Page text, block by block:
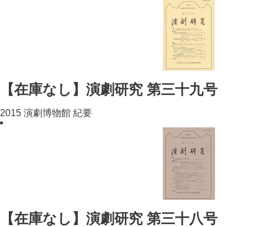
【在庫なし】演劇研究 第三十九号
2015 演劇博物館 紀要
【在庫なし】演劇研究 第三十八号